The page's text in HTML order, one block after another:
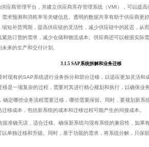
应商管理平台，并建立供应商库存管理系统（VMI），可以提
求预测和消耗率等关键信息。透明的数据共享有助于供应商更
短补货周期，提高供应链的灵活性，减少供应链中的延迟，从
急订货的需求，减少仓储和物流成本。供应商还可以根据实际
来的生产和交付计划。
3.1.5 SAP系统拆解和业务迁移
对现有的SAP系统进行业务拆分和部分迁移，以适应更加灵活和
是一项复杂的过程，需要对其进行精心规划和执行，以确保业
确定哪些业务流程需要迁移，哪些需要保留。同时，要规划新系
移成本，包括新系统的成本和迁移过程可能产生的间接成本。
据准确无误，适合迁移。确保新系统与现有系统的兼容性，如果
单独迁移和升级。同时，基于功能的需求，将系统分解，只保